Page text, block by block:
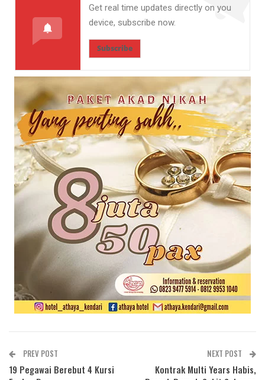
Get real time updates directly on you
device, subscribe now.
Subscribe
PREV POST
19 Pegawai Berebut 4 Kursi
NEXT POST
Kontrak Multi Years Habis,